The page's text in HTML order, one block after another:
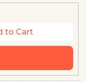
to Cart